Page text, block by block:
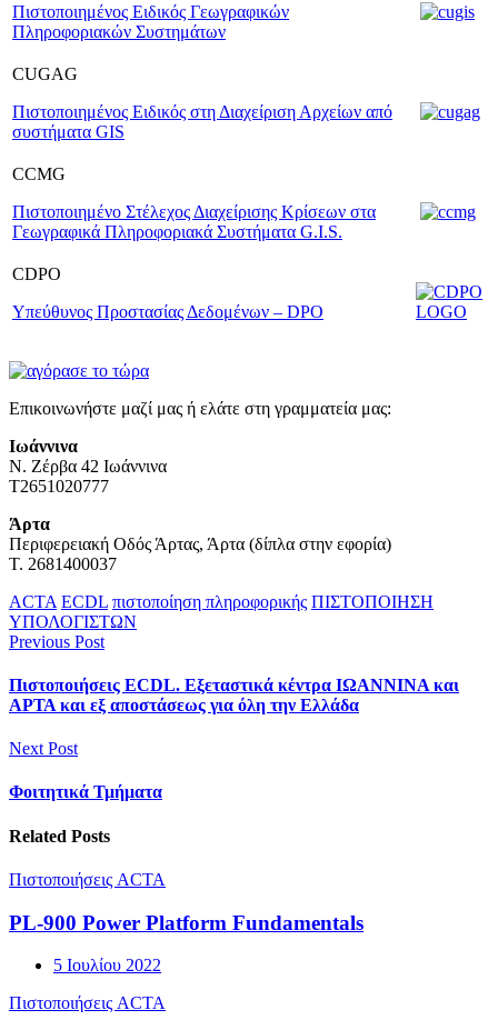
Πιστοποιημένος Ειδικός Γεωγραφικών
Πληροφοριακών Συστημάτων
CUGAG
Πιστοποιημένος Ειδικός στη Διαχείριση Αρχείων από
συστήματα GIS
CCMG
Πιστοποιημένο Στέλεχος Διαχείρισης Κρίσεων στα
Γεωγραφικά Πληροφοριακά Συστήματα G.I.S.
CDPO
Υπεύθυνος Προστασίας Δεδομένων – DPO
Επικοινωνήστε μαζί μας ή ελάτε στη γραμματεία μας:
Ιωάννινα
Ν. Ζέρβα 42 Ιωάννινα
Τ2651020777
Άρτα
Περιφερειακή Οδός Άρτας, Άρτα (δίπλα στην εφορία)
Τ. 2681400037
ACTA ECDL πιστοποίηση πληροφορικής ΠΙΣΤΟΠΟΙΗΣΗ
ΥΠΟΛΟΓΙΣΤΩΝ
Previous Post
Πιστοποιήσεις ECDL. Εξεταστικά κέντρα ΙΩΑΝΝΙΝΑ και
ΑΡΤΑ και εξ αποστάσεως για όλη την Ελλάδα
Next Post
Φοιτητικά Τμήματα
Related Posts
Πιστοποιήσεις ACTA
PL-900 Power Platform Fundamentals
5 Ιουλίου 2022
Πιστοποιήσεις ACTA